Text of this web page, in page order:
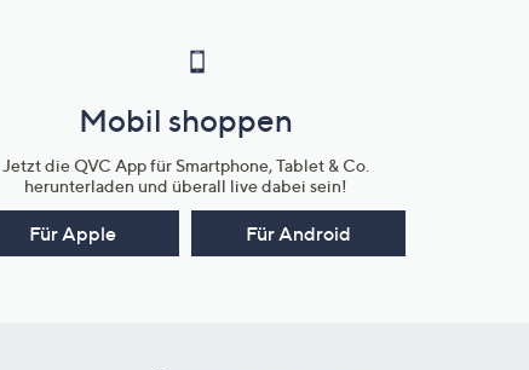
Mobil shoppen
Jetzt die QVC App für Smartphone, Tablet & Co.
herunterladen und überall live dabei sein!
Für Apple Für Android